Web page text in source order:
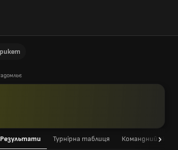
Результати Турнірна таблиця Командний склад